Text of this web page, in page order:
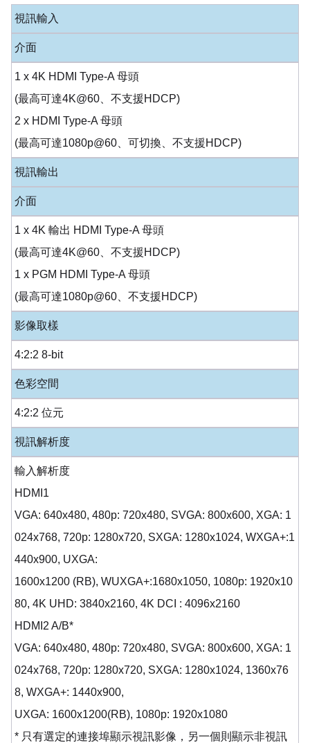
視訊輸入
介面
1 x 4K HDMI Type-A 母頭
(最高可達4K@60、不支援HDCP)
2 x HDMI Type-A 母頭
(最高可達1080p@60、可切換、不支援HDCP)
視訊輸出
介面
1 x 4K 輸出 HDMI Type-A 母頭
(最高可達4K@60、不支援HDCP)
1 x PGM HDMI Type-A 母頭
(最高可達1080p@60、不支援HDCP)
影像取樣
4:2:2 8-bit
色彩空間
4:2:2 位元
視訊解析度
輸入解析度
HDMI1
VGA: 640x480, 480p: 720x480, SVGA: 800x600, XGA: 1
024x768, 720p: 1280x720, SXGA: 1280x1024, WXGA+:1
440x900, UXGA:
1600x1200 (RB), WUXGA+:1680x1050, 1080p: 1920x10
80, 4K UHD: 3840x2160, 4K DCI : 4096x2160
HDMI2 A/B*
VGA: 640x480, 480p: 720x480, SVGA: 800x600, XGA: 1
024x768, 720p: 1280x720, SXGA: 1280x1024, 1360x76
8, WXGA+: 1440x900,
UXGA: 1600x1200(RB), 1080p: 1920x1080
* 只有選定的連接埠顯示視訊影像，另一個則顯示非視訊